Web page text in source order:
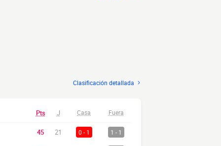
Clasificación detallada
Pts J Casa Fuera
45 21 0 - 1 1 - 1